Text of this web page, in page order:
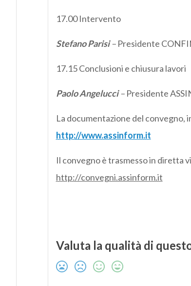
17.00 Intervento
Stefano Parisi– Presidente
17.15 Conclusioni e chiusura lavori
Paolo Angelucci–Presidente
La documentazione del convegno,
http://www.assinform.it
Il convegno è trasmesso in diretta
http://convegni.assinform.it
Valuta la qualità di